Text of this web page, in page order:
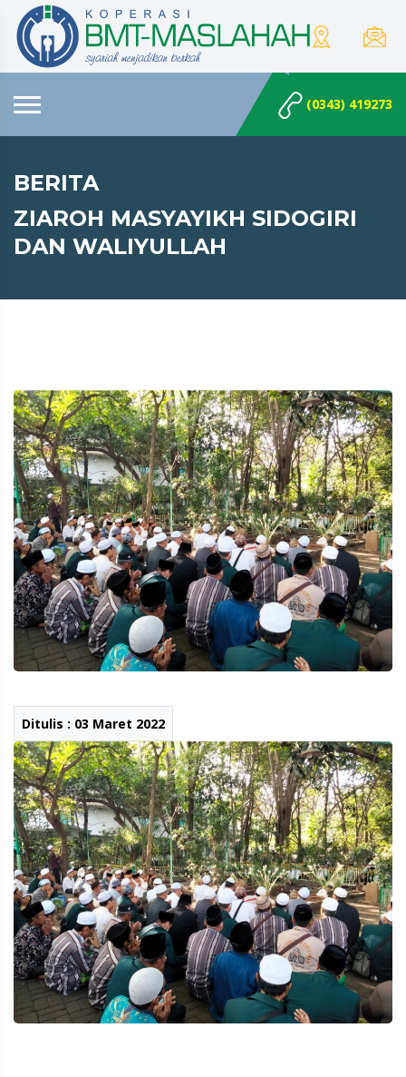
(0343) 419273
BERITA
ZIAROH MASYAYIKH SIDOGIRI
DAN WALIYULLAH
Ditulis : 03 Maret 2022